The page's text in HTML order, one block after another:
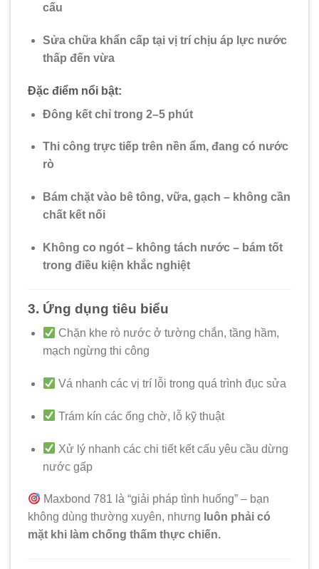
cấu
Sửa chữa khẩn cấp tại vị trí chịu áp lực nước
thấp đến vừa
Đặc điểm nổi bật:
Đông kết chỉ trong 2–5 phút
Thi công trực tiếp trên nền ẩm, đang có nước
rò
Bám chặt vào bê tông, vữa, gạch – không cần
chất kết nối
Không co ngót – không tách nước – bám tốt
trong điều kiện khắc nghiệt
3. Ứng dụng tiêu biểu
Chặn khe rò nước ở tường chắn, tầng hầm,
mạch ngừng thi công
Vá nhanh các vị trí lỗi trong quá trình đục sửa
Trám kín các ống chờ, lỗ kỹ thuật
Xử lý nhanh các chi tiết kết cấu yêu cầu dừng
nước gấp
Maxbond 781 là “giải pháp tình huống” – bạn
không dùng thường xuyên, nhưng luôn phải có
mặt khi làm chống thấm thực chiến.